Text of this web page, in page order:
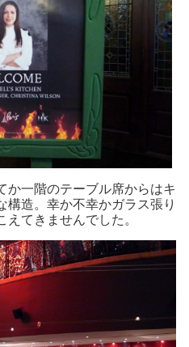
か一階のテーブル席からはキ
構造。幸か不幸かガラス張り
えてきませんでした。